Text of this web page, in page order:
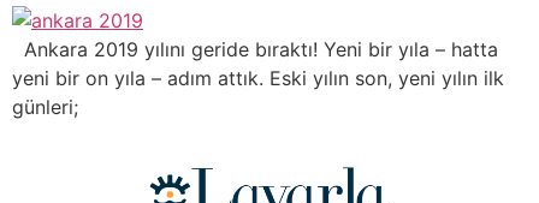
Ankara 2019 yılını geride bıraktı! Yeni bir yıla – hatta
yeni bir on yıla – adım attık. Eski yılın son, yeni yılın ilk
günleri;